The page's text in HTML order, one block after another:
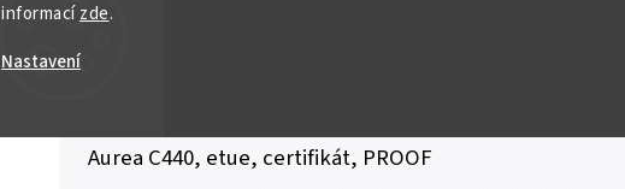
informacízde.
Nastavení
Česká republika (1993 - )
Aurea C440, etue, certifikát, PROOF